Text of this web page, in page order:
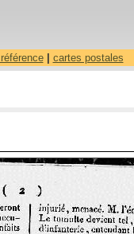
| cartes postales